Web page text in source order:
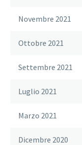
Novembre 2021
Ottobre 2021
Settembre 2021
Luglio 2021
Marzo 2021
Dicembre 2020